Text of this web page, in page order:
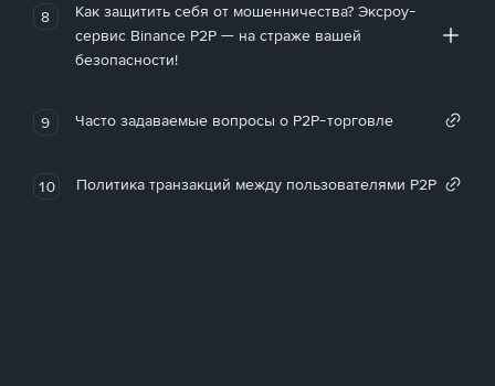
8
Как защитить себя от мошенничества? Эксроу-
сервис Binance P2P — на страже вашей
безопасности!
9 Часто задаваемые вопросы о P2P-торговле
10 Политика транзакций между пользователями P2P